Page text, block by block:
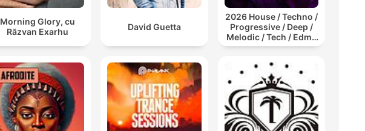
Morning Glory, cu
Răzvan Exarhu
David Guetta
2026 House / Techno /
Progressive / Deep /
Melodic / Tech / Edm /
Afro / ibiza DJ Mix /
Electronic Dance Musi